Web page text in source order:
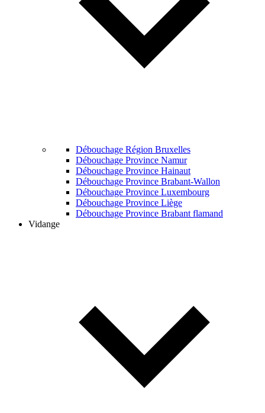
Débouchage Région Bruxelles
Débouchage Province Namur
Débouchage Province Hainaut
Débouchage Province Brabant-Wallon
Débouchage Province Luxembourg
Débouchage Province Liège
Débouchage Province Brabant flamand
Vidange